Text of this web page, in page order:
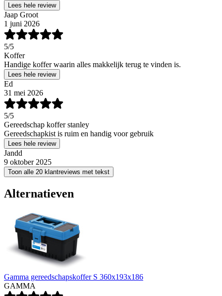
Lees hele review
Jaap Groot
1 juni 2026
5/5
Koffer
Handige koffer waarin alles makkelijk terug te vinden is.
Lees hele review
Ed
31 mei 2026
5/5
Gereedschap koffer stanley
Gereedschapkist is ruim en handig voor gebruik
Lees hele review
Jandd
9 oktober 2025
Toon alle 20 klantreviews met tekst
Alternatieven
Gamma gereedschapskoffer S 360x193x186
GAMMA